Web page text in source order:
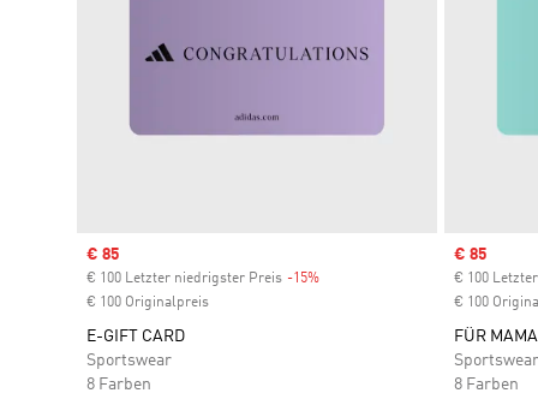
Sale price
€ 85
€ 100 Letzter niedrigster Preis -15%
€ 100 Originalpreis
E-GIFT CARD
Sportswear
8 Farben
Sale price
€ 85
€ 100
€ 100
FÜR
Sportswear
8 Farben